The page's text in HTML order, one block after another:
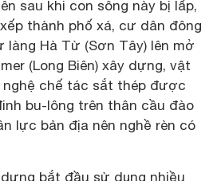
sau khi con sông này bị lấp,
thành phố xá, cư dân đông
Hà Từ (Sơn Tây) lên mở
(Long Biên) xây dựng, vật
nghệ chế tác sắt thép được
bu-lông trên thân cầu đào
lực bản địa nên nghề rèn có
bắt đầu sử dụng nhiều